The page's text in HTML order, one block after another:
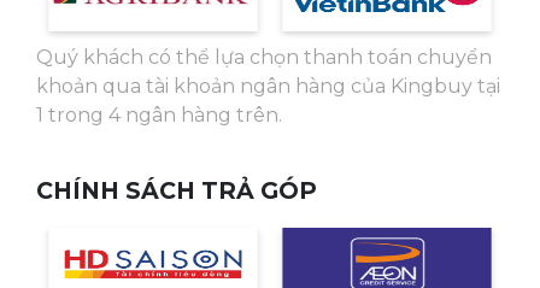
Massage rung
Máy massage chân OKACHI Luxury JP-820
(Gold) có tính năng massage rung, giúp cơ bắp
được thư giãn tối đa, giúp máu lưu thông
Máy có 2 chế độ massage chân riêng biệt, mỗi
Quý khách có thể lựa chọn thanh toán chuyển
khoản qua tài khoản ngân hàng của Kingbuy tại
1 trong 4 ngân hàng trên.
CHÍNH SÁCH TRẢ GÓP